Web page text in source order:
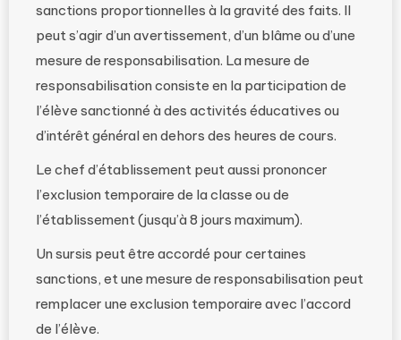
sanctions proportionnelles à la gravité des faits. Il
peut s’agir d’un avertissement, d’un blâme ou d’une
mesure de responsabilisation. La mesure de
responsabilisation consiste en la participation de
l’élève sanctionné à des activités éducatives ou
d’intérêt général en dehors des heures de cours.
Le chef d’établissement peut aussi prononcer
l’exclusion temporaire de la classe ou de
l’établissement (jusqu’à 8 jours maximum).
Un sursis peut être accordé pour certaines
sanctions, et une mesure de responsabilisation peut
remplacer une exclusion temporaire avec l’accord
de l’élève.